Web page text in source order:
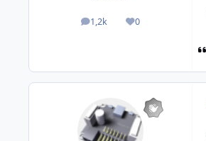
1,2k
posts 0
Reputation